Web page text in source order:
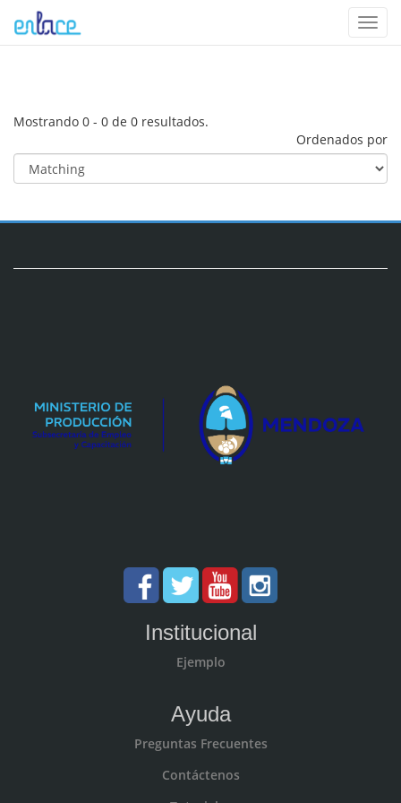
Mostrando 0 - 0 de 0 resultados.
Ordenados por
Institucional
Ejemplo
Ayuda
Preguntas Frecuentes
Contáctenos